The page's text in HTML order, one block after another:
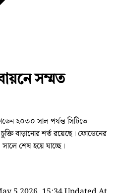
সম্মত
২০৩০ সাল পর্যন্ত সিটিতে
বাড়ানোর শর্ত রয়েছে। ফোডেনের
শেষ হয়ে যাচ্ছে।